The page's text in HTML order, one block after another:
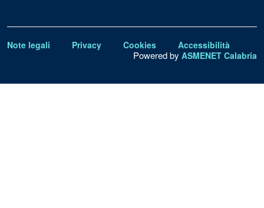
Note legali Privacy Cookies Accessibilità
Powered by ASMENET Calabria